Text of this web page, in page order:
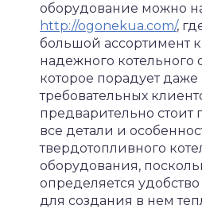
оборудование можно
http://ogonekua.com/,
большой ассортимент
надежного котельного
которое порадует
требовательных
предварительно стоит
все детали и
твердотопливного
оборудования,
определяется
для создания в нем